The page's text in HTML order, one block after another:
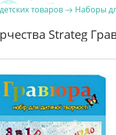
товаров Наборы
Strateg